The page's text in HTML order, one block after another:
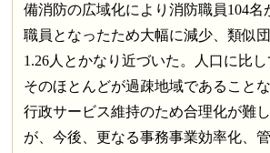
備消防の広域化により消防職員104名
職員となったため大幅に減少、類似
1.26人とかなり近づいた。人口に比し
そのほとんどが過疎地域であること
行政サービス維持のため合理化が難
が、今後、更なる事務事業効率化、